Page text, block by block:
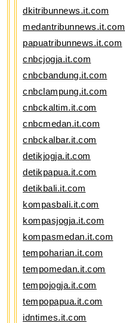
dkitribunnews.it.com
medantribunnews.it.com
papuatribunnews.it.com
cnbcjogja.it.com
cnbcbandung.it.com
cnbclampung.it.com
cnbckaltim.it.com
cnbcmedan.it.com
cnbckalbar.it.com
detikjogja.it.com
detikpapua.it.com
detikbali.it.com
kompasbali.it.com
kompasjogja.it.com
kompasmedan.it.com
tempoharian.it.com
tempomedan.it.com
tempojogja.it.com
tempopapua.it.com
idntimes.it.com